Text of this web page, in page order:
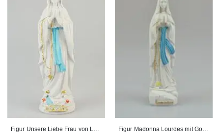
Figur Madonna Lourdes mit Gold Rosenkranz - 10 cm